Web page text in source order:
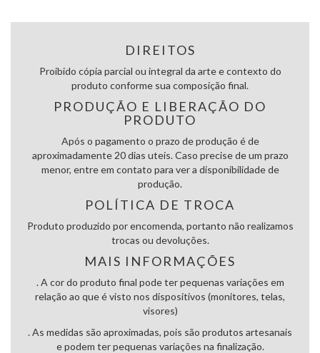
DIREITOS
Proibido cópia parcial ou integral da arte e contexto do
produto conforme sua composição final.
PRODUÇÃO E LIBERAÇÃO DO
PRODUTO
Após o pagamento o prazo de produção é de
aproximadamente 20 dias uteis. Caso precise de um prazo
menor, entre em contato para ver a disponibilidade de
produção.
POLÍTICA DE TROCA
Produto produzido por encomenda, portanto não realizamos
trocas ou devoluções.
MAIS INFORMAÇÕES
. A cor do produto final pode ter pequenas variações em
relação ao que é visto nos dispositivos (monitores, telas,
visores)
. As medidas são aproximadas, pois são produtos artesanais
e podem ter pequenas variações na finalização.